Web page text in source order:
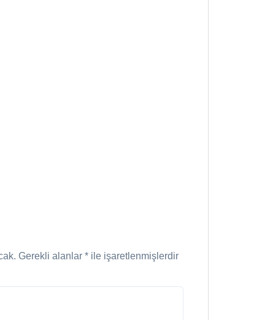
Gerekli alanlar * ile işaretlenmişlerdir